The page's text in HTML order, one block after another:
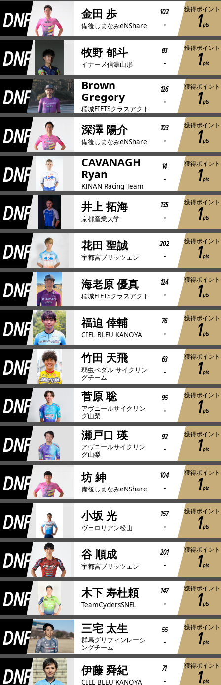
DNF 金田 歩
備後しまなみeNShare
102
-
獲得ポイント
1pts
DNF 牧野 郁斗
イナーメ信濃山形
83
-
獲得ポイント
1pts
DNF
Brown
Gregory
稲城FIETSクラスアクト
126
-
獲得ポイント
1pts
DNF 深澤 陽介
備後しまなみeNShare
103
-
獲得ポイント
1pts
DNF
CAVANAGH
Ryan
KINAN Racing Team
14
-
獲得ポイント
1pts
DNF 井上 拓海
京都産業大学
135
-
獲得ポイント
1pts
DNF 花田 聖誠
宇都宮ブリッツェン
202
-
獲得ポイント
1pts
DNF 海老原 優真
稲城FIETSクラスアクト
124
-
獲得ポイント
1pts
DNF 福迫 倖輔
CIEL BLEU KANOYA
76
-
獲得ポイント
1pts
DNF 竹田 天飛
弱虫ペダル サイクリン
グチーム
63
-
獲得ポイント
1pts
DNF 菅原 聡
アヴニールサイクリン
グ山梨
95
-
獲得ポイント
1pts
DNF 瀬戸口 瑛
アヴニールサイクリン
グ山梨
92
-
獲得ポイント
1pts
DNF 坊 紳
備後しまなみeNShare
104
-
獲得ポイント
1pts
DNF 小坂 光
ヴェロリアン松山
157
-
獲得ポイント
1pts
DNF 谷 順成
宇都宮ブリッツェン
201
-
獲得ポイント
1pts
DNF 木下 寿杜頼
TeamCyclersSNEL
147
-
獲得ポイント
1pts
DNF 三宅 太生
群馬グリフィンレーシ
ングチーム
55
-
獲得ポイント
1pts
DNF 伊藤 舜紀
CIEL BLEU KANOYA
71
-
獲得ポイント
1pts